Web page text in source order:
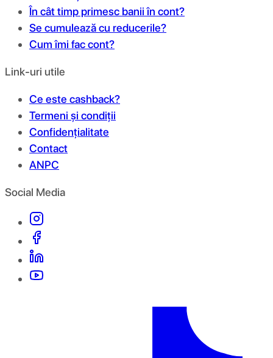
În cât timp primesc banii în cont?
Se cumulează cu reducerile?
Cum îmi fac cont?
Link-uri utile
Ce este cashback?
Termeni și condiții
Confidențialitate
Contact
ANPC
Social Media